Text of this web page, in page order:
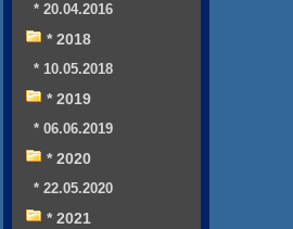
* 20.04.2016
* 2018
* 10.05.2018
* 2019
* 06.06.2019
* 2020
* 22.05.2020
* 2021